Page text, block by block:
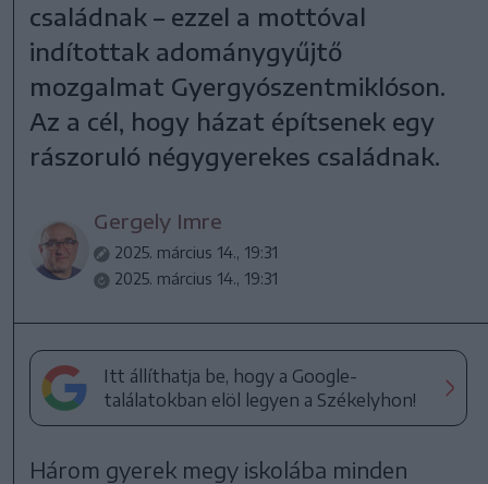
családnak – ezzel a mottóval
indítottak adománygyűjtő
mozgalmat Gyergyószentmiklóson.
Az a cél, hogy házat építsenek egy
rászoruló négygyerekes családnak.
Gergely Imre
2025. március 14., 19:31
2025. március 14., 19:31
Itt állíthatja be, hogy a Google-
találatokban elöl legyen a Székelyhon!
Három gyerek megy iskolába minden